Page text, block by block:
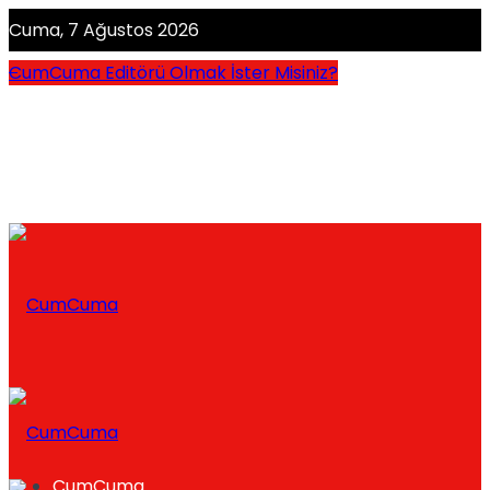
Cuma, 7 Ağustos 2026
CumCuma Editörü Olmak İster Misiniz?